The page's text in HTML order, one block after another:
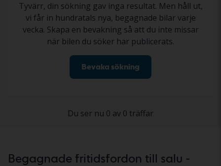
Tyvärr, din sökning gav inga resultat. Men håll ut,
vi får in hundratals nya, begagnade bilar varje
vecka. Skapa en bevakning så att du inte missar
när bilen du söker har publicerats.
Bevaka sökning
Du ser nu 0 av 0 träffar
Begagnade fritidsfordon till salu -